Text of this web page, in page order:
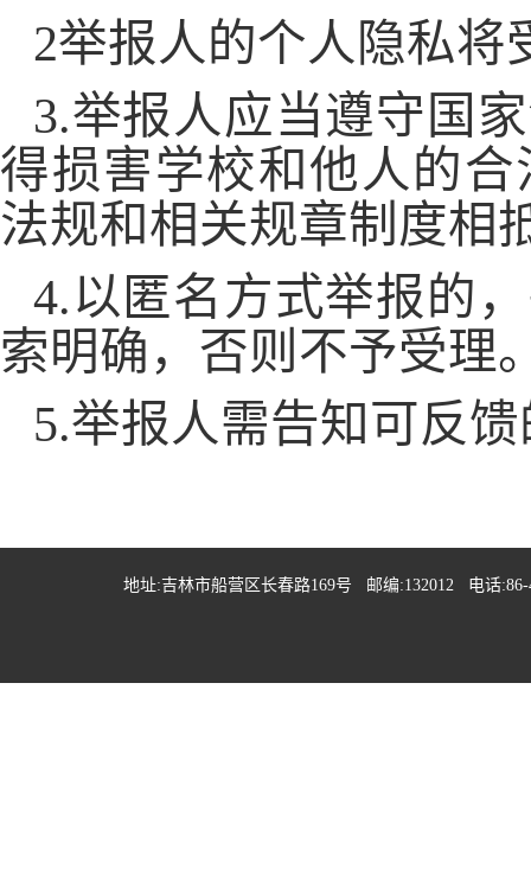
2举报人的个人隐私将
3.举报人应当遵守国
得损害学校和他人的
法规和相关规章制度相
4.以匿名方式举报的
索明确，否则不予受理
5.举报人需告知可反
地址:吉林市船营区长春路169号 邮编:132012 电话:86-